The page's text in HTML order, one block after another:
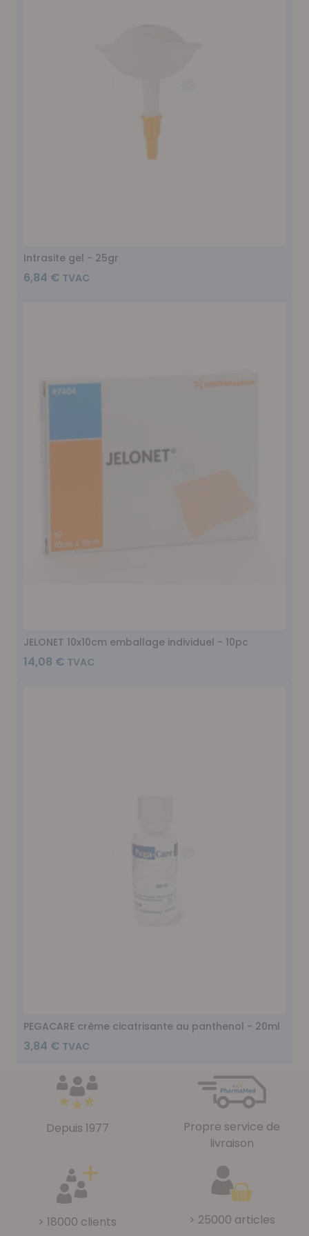
Intrasite gel - 25gr
6,84 €
JELONET 10x10cm emballage individuel - 10pc
14,08 €
PEGACARE crème cicatrisante au panthenol - 20ml
3,84 €
Depuis 1977
Propre service de
livraison
> 18000 clients > 25000 articles